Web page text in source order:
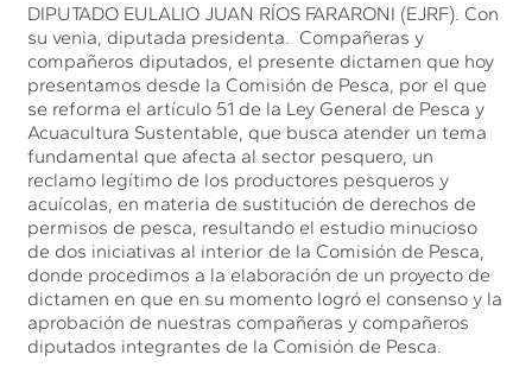
DIPUTADO EULALIO JUAN RÍOS FARARONI (EJRF). Con
su venia, diputada presidenta. Compañeras y
compañeros diputados, el presente dictamen que hoy
presentamos desde la Comisión de Pesca, por el que
se reforma el artículo 51 de la Ley General de Pesca y
Acuacultura Sustentable, que busca atender un tema
fundamental que afecta al sector pesquero, un
reclamo legítimo de los productores pesqueros y
acuícolas, en materia de sustitución de derechos de
permisos de pesca, resultando el estudio minucioso
de dos iniciativas al interior de la Comisión de Pesca,
donde procedimos a la elaboración de un proyecto de
dictamen en que en su momento logró el consenso y la
aprobación de nuestras compañeras y compañeros
diputados integrantes de la Comisión de Pesca.